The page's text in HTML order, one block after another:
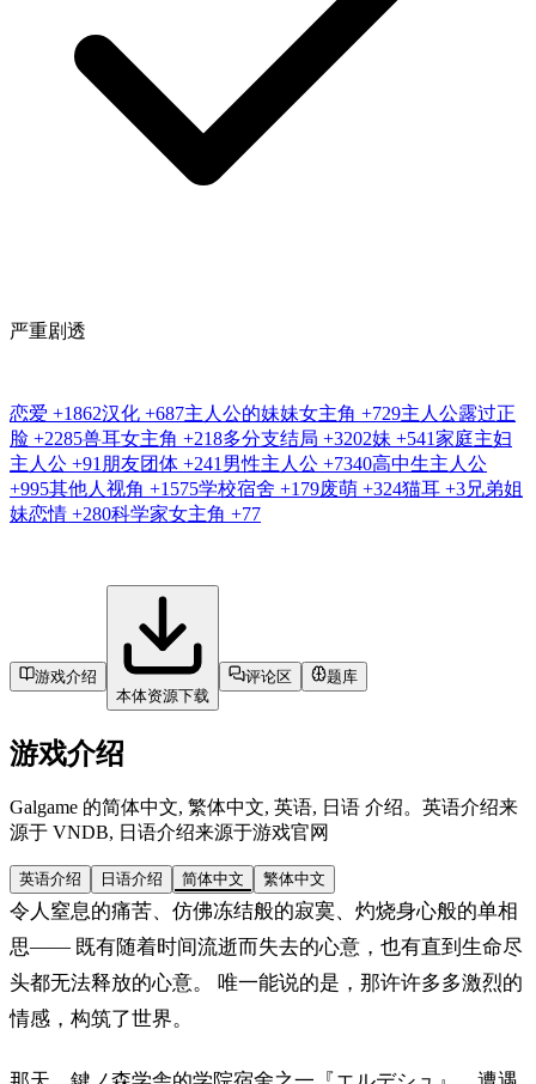
严重剧透
恋爱 +1862汉化 +687主人公的妹妹女主角 +729主人公露过正
脸 +2285兽耳女主角 +218多分支结局 +3202妹 +541家庭主妇
主人公 +91 朋友团体 +241 男性主人公 +7340高中生主人公
+995其他人视角 +1575学校宿舍 +179废萌 +324猫耳 +3兄弟姐
妹恋情 +280科学家女主角 +77
游戏介绍
本体资源下载
评论区 题库
游戏介绍
Galgame 的简体中文, 繁体中文, 英语, 日语 介绍。英语介绍来
源于 VNDB, 日语介绍来源于游戏官网
英语介绍 日语介绍 简体中文 繁体中文
令人窒息的痛苦、仿佛冻结般的寂寞、灼烧身心般的单相
思—— 既有随着时间流逝而失去的心意，也有直到生命尽
头都无法释放的心意。 唯一能说的是，那许许多多激烈的
情感，构筑了世界。